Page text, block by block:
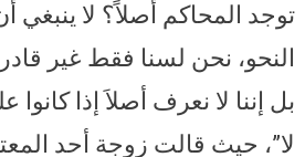
توجد المحاكم أصلاً؟ لا ينبغي
النحو، نحن لسنا فقط غير
بل إننا لا نعرف أصلاَ إذا كانوا
لا”، حيث قالت زوجة أحد